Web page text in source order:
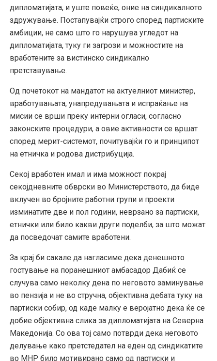
дипломатијата, и уште повеќе, оние на синдикалното
здружување. Постапувајќи строго според партиските
амбиции, не само што го нарушува угледот на
дипломатијата, туку ги загрози и можностите на
вработените за вистинско синдикално
претставување.
Од почетокот на мандатот на актуелниот министер,
вработувањата, унапредувањата и испраќање на
мисии се врши преку интерни огласи, согласно
законските процедури, а овие активности се вршат
според мерит-системот, почитувајќи го и принципот
на етничка и родова дистрибуција.
Секој вработен имал и има можност покрај
секојдневните обврски во Министерството, да биде
вклучен во бројните работни групи и проекти
изминатите две и пол години, неврзано за партиски,
етнички или било какви други поделби, за што можат
да посведочат самите вработени.
За крај би сакале да нагласиме дека денешното
гостување на поранешниот амбасадор Дабиќ се
случува само неколку дена по неговото заминување
во пензија и не во стручна, објективна дебата туку на
партиски собир, од каде малку е веројатно дека ќе се
добие објективна слика за дипломатијата на Северна
Македонија. Со ова тој само потврди дека неговото
делување како претстедател на еден од синдикатите
во МНР било мотивирано само од партиски и